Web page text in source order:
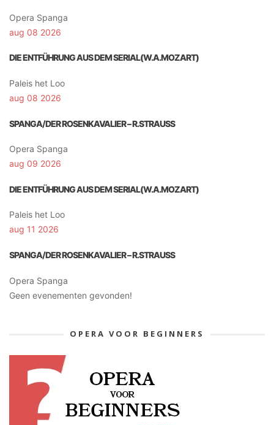
Opera Spanga
aug 08 2026
DIE ENTFÜHRUNG AUS DEM SERIAL(W.A.MOZART)
Paleis het Loo
aug 08 2026
SPANGA/DER ROSENKAVALIER – R.STRAUSS
Opera Spanga
aug 09 2026
DIE ENTFÜHRUNG AUS DEM SERIAL(W.A.MOZART)
Paleis het Loo
aug 11 2026
SPANGA/DER ROSENKAVALIER – R.STRAUSS
Opera Spanga
Geen evenementen gevonden!
OPERA VOOR BEGINNERS